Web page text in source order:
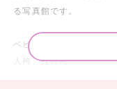
る写真館です。
ベビー袴、キッズ袴、
人袴、紋付袴